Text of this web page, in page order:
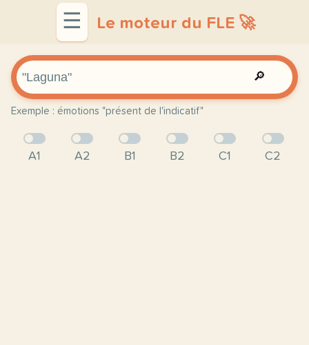
☰ Le moteur du FLE 🚀
🔎
Exemple : émotions "présent de l'indicatif"
A1 A2 B1 B2 C1 C2